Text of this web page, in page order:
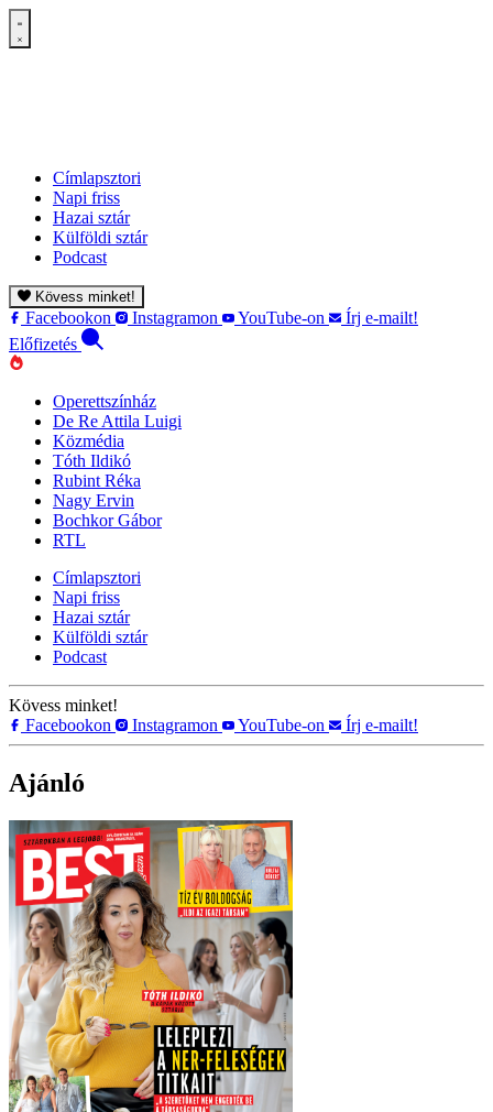
Címlapsztori
Napi friss
Hazai sztár
Külföldi sztár
Podcast
Kövess minket!
Facebookon Instagramon YouTube-on
Írj e-mailt!
Előfizetés
Operettszínház
De Re Attila Luigi
Közmédia
Tóth Ildikó
Rubint Réka
Nagy Ervin
Bochkor Gábor
RTL
Címlapsztori
Napi friss
Hazai sztár
Külföldi sztár
Podcast
Kövess minket!
Facebookon
Instagramon YouTube-on Írj e-mailt!
Ajánló